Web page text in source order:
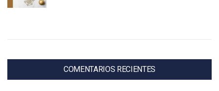
COMENTARIOS RECIENTES